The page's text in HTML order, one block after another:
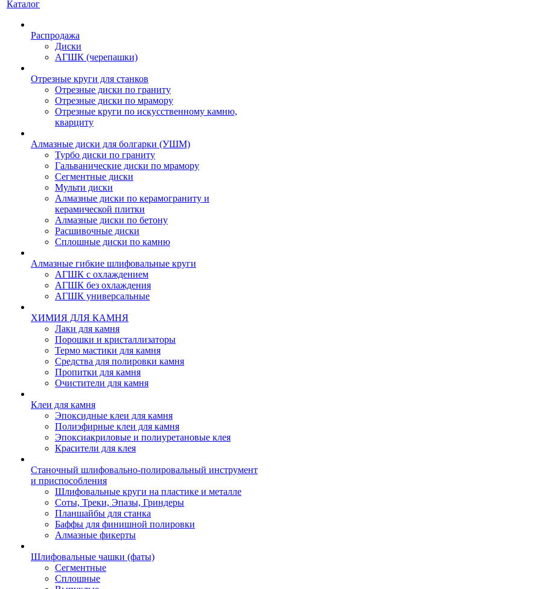
Каталог
Распродажа
Диски
АГШК (черепашки)
Отрезные круги для станков
Отрезные диски по граниту
Отрезные диски по мрамору
Отрезные круги по искусственному камню,
кварциту
Алмазные диски для болгарки (УШМ)
Турбо диски по граниту
Гальванические диски по мрамору
Сегментные диски
Мульти диски
Алмазные диски по керамограниту и
керамической плитки
Алмазные диски по бетону
Расшивочные диски
Сплошные диски по камню
Алмазные гибкие шлифовальные круги
АГШК с охлаждением
АГШК без охлаждения
АГШК универсальные
ХИМИЯ ДЛЯ КАМНЯ
Лаки для камня
Порошки и кристаллизаторы
Термо мастики для камня
Средства для полировки камня
Пропитки для камня
Очистители для камня
Клеи для камня
Эпоксидные клеи для камня
Полиэфирные клеи для камня
Эпоксиакриловые и полиуретановые клея
Красители для клея
Станочный шлифовально-полировальный инструмент
и приспособления
Шлифовальные круги на пластике и металле
Соты, Треки, Эпазы, Гриндеры
Планшайбы для станка
Баффы для финишной полировки
Алмазные фикерты
Шлифовальные чашки (фаты)
Сегментные
Сплошные